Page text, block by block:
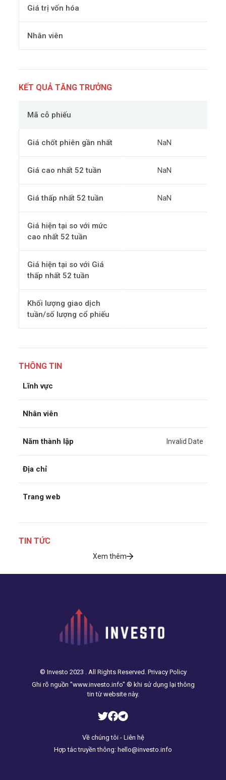
Giá trị vốn hóa
Nhân viên
KẾT QUẢ TĂNG TRƯỞNG
Mã cỗ phiếu
Giá chốt phiên gần nhất NaN
Giá cao nhất 52 tuần NaN
Giá thấp nhất 52 tuần NaN
Giá hiện tại so với mức
cao nhất 52 tuần
Giá hiện tại so với Giá
thấp nhất 52 tuần
Khối lượng giao dịch
tuần/số lượng cổ phiếu
THÔNG TIN
Lĩnh vực
Nhân viên
Năm thành lập Invalid Date
Địa chỉ
Trang web
TIN TỨC
Xem thêm
© Investo 2023 . All Rights Reserved. Privacy Policy
Ghi rõ nguồn "www.investo.info" ® khi sử dụng lại thông
tin từ website này.
Về chúng tôi - Liên hệ
Hợp tác truyền thông: hello@investo.info